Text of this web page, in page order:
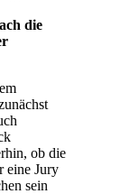
die
ob die
eine Jury
sein